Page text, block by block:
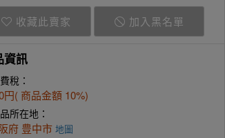
收藏此賣家 加入黑名單
資訊
稅：
円( 商品金額 10%)
所在地：
府 豊中市 地圖